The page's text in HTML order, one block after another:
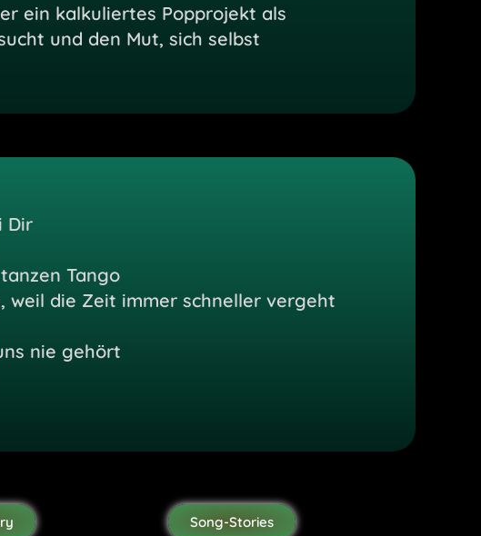
ein kalkuliertes Popprojekt als
und den Mut, sich selbst
Dir
Tango
weil die Zeit immer schneller vergeht
nie gehört
Song-Stories